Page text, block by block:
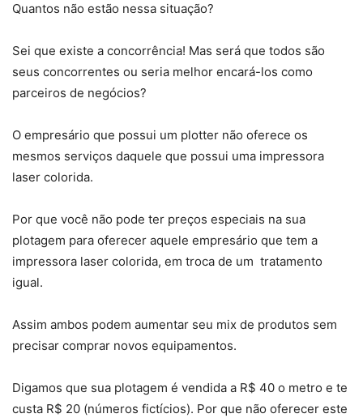
Quantos não estão nessa situação?
Sei que existe a concorrência! Mas será que todos são
seus concorrentes ou seria melhor encará-los como
parceiros de negócios?
O empresário que possui um plotter não oferece os
mesmos serviços daquele que possui uma impressora
laser colorida.
Por que você não pode ter preços especiais na sua
plotagem para oferecer aquele empresário que tem a
impressora laser colorida, em troca de um tratamento
igual.
Assim ambos podem aumentar seu mix de produtos sem
precisar comprar novos equipamentos.
Digamos que sua plotagem é vendida a R$ 40 o metro e te
custa R$ 20 (números fictícios). Por que não oferecer este